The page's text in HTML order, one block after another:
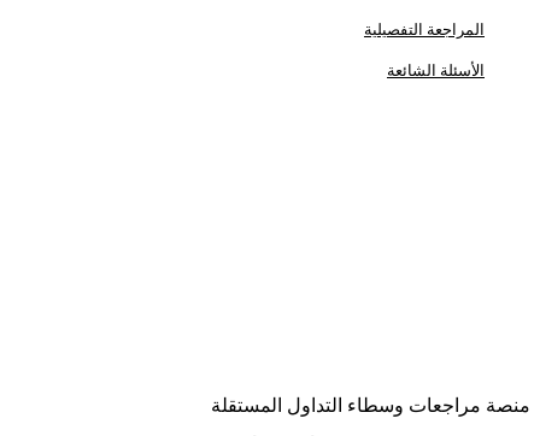
المراجعة التفصيلية
الأسئلة الشائعة
منصة مراجعات وسطاء التداول المستقلة